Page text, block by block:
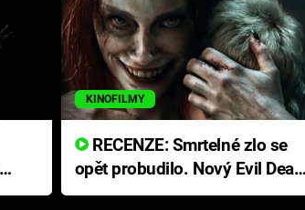
KINOFILMY
RECENZE: Smrtelné zlo se
opět probudilo. Nový Evil Dead
přichází s neodolatelnou